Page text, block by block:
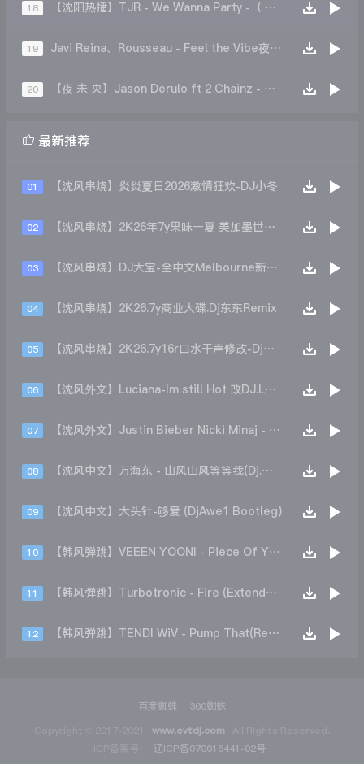
18 【沈阳热播】TJR - We Wanna Party -（ All Studio DJH）
19 Javi Reina、Rousseau - Feel the Vibe夜未央热播(DjPrince.阿浩 Remix )
20 【夜 未 央】Jason Derulo ft 2 Chainz - Talk Dirty ( DJCupid.小秋 Bootleg )
 最新推荐
01 【沈风串烧】炎炎夏日2026激情狂欢-DJ小冬
02 【沈风串烧】2K26年7y果味一夏 美加墨世界杯主题跳舞派对专辑 - Dj.阿帅
03 【沈风串烧】DJ大宝-全中文Melbourne新弹跳一飞冲天重低音上劲风暴MUSIC慢摇大碟
04 【沈风串烧】2K26.7y商业大碟.Dj东东Remix
05 【沈风串烧】2K26.7y16r口水干声修改-Dj东东Remix
06 【沈风外文】Luciana-Im still Hot 改DJ.LoZe
07 【沈风外文】Justin Bieber Nicki Minaj - Beauty And A Beat (DjHope小春 Extended Mix)
08 【沈风中文】万海东 - 山风山风等等我(Dj.阿洋 Extended Mix)
09 【沈风中文】大头针-够爱 (DjAwe1 Bootleg)
10 【韩风弹跳】VEEEN YOONI - Piece Of Your Heart (Remix)
11 【韩风弹跳】Turbotronic - Fire (Extended Mix)
12 【韩风弹跳】TENDI WiV - Pump That(Remix)
百度蜘蛛 360蜘蛛
www.evtdj.com
辽ICP备070015441-02号